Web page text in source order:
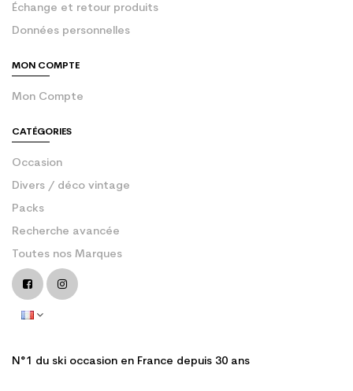
Échange et retour produits
Données personnelles
MON COMPTE
Mon Compte
CATÉGORIES
Occasion
Divers / déco vintage
Packs
Recherche avancée
Toutes nos Marques
N°1 du ski occasion en France depuis 30 ans